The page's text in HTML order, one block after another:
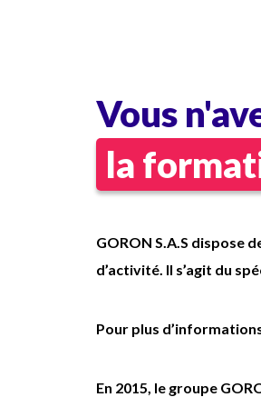
Vérifier le bon
moyens de
Garantir la
Intervenir sur
(levée de
Alerter et
Porter
Vous
la
GORON S.A.S dispose
d’activité. Il s’agit du
Pour plus
En 2015, le groupe